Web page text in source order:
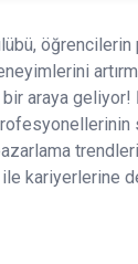
öğrencilerin
araya geliyor!
kariyerlerine